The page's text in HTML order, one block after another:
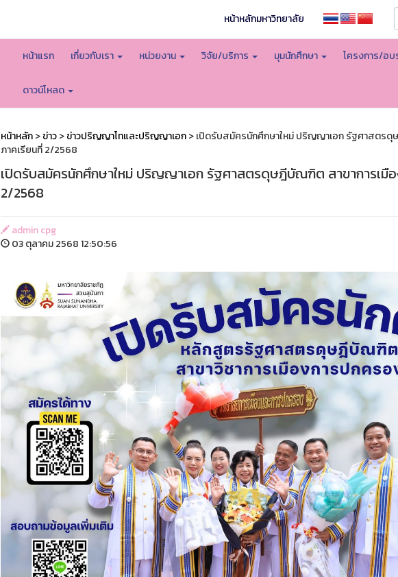
หน้าหลักมหาวิทยาลัย
หน้าแรก เกี่ยวกับเรา หน่วยงาน วิจัย/บริการ มุมนักศึกษา โครงการ/อบ
ดาวน์โหลด
หน้าหลัก>ข่าว>ข่าวปริญญาโทและปริญญาเอก> เปิดรับสมัครนักศึกษาใหม่ ปริญญาเอก รัฐศาสตรดุ
ภาคเรียนที่ 2/2568
เปิดรับสมัครนักศึกษาใหม่ ปริญญาเอก รัฐศาสตรดุษฎีบัณฑิต สาขาการเมือ
2/2568
admin cpg
03 ตุลาคม 2568 12:50:56